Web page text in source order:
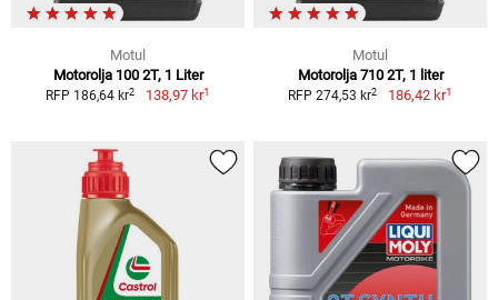
Motul
Motorolja 100 2T, 1 Liter
RFP 186,64 kr2 138,97 kr1
Motul
Motorolja 710 2T, 1 liter
RFP 274,53 kr2 186,42 kr1